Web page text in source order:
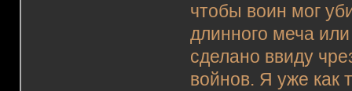
чтобы воин мог
длинного меча
сделано ввиду
войнов. Я уже как